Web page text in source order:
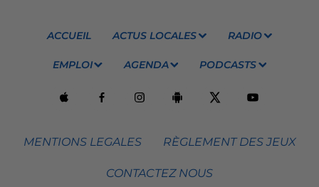
ACCUEIL ACTUS LOCALES RADIO
EMPLOI AGENDA PODCASTS
MENTIONS LEGALES RÈGLEMENT DES JEUX
CONTACTEZ NOUS